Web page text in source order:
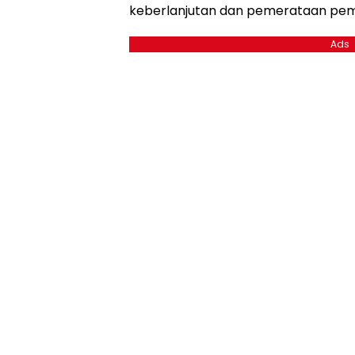
keberlanjutan dan pemerataan
Ads